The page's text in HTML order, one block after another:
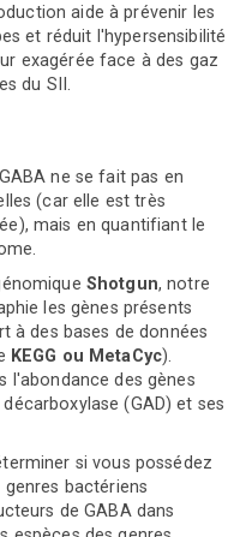
aide à prévenir les
et réduit l'hypersensibilité
exagérée face à des gaz
du SII.
ne se fait pas en
(car elle est très
mais en quantifiant le
Shotgun, notre
les gènes présents
à des bases de données
KEGG ou MetaCyc).
l'abondance des gènes
(GAD) et ses
si vous possédez
bactériens
de GABA dans